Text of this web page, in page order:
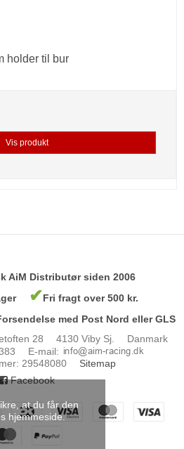
at du får den
hjemmeside.
holder til bur
Vis produkt
AiM Distributør siden 2006
✔Fri fragt over 500 kr.
med Post Nord eller GLS
28 4130 Viby Sj.
Danmark
E-mail:
: 29548080
Sitemap
Facebook